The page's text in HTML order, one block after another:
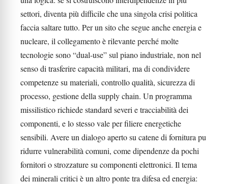
settori, diventa più difficile che una singola crisi politica
faccia saltare tutto. Per un sito che segue anche energia e
nucleare, il collegamento è rilevante perché molte
tecnologie sono “dual-use” sul piano industriale, non nel
senso di trasferire capacità militari, ma di condividere
competenze su materiali, controllo qualità, sicurezza di
processo, gestione della supply chain. Un programma
missilistico richiede standard severi e tracciabilità dei
componenti, e lo stesso vale per filiere energetiche
sensibili. Avere un dialogo aperto su catene di fornitura pu
ridurre vulnerabilità comuni, come dipendenze da pochi
fornitori o strozzature su componenti elettronici. Il tema
dei minerali critici è un altro ponte tra difesa ed energia: